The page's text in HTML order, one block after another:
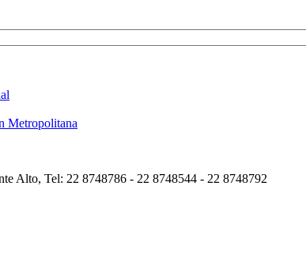
Metropolitana
Alto, Tel: 22 8748786 - 22 8748544 - 22 8748792